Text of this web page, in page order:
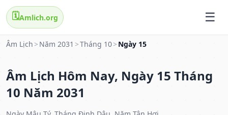
🗓️Amlich.org
Âm Lịch > Năm 2031 >Tháng 10> Ngày 15
Âm Lịch Hôm Nay, Ngày 15 Tháng
10 Năm 2031